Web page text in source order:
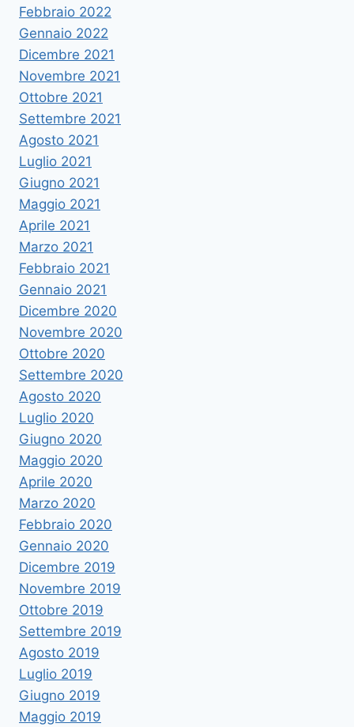
Febbraio 2022
Gennaio 2022
Dicembre 2021
Novembre 2021
Ottobre 2021
Settembre 2021
Agosto 2021
Luglio 2021
Giugno 2021
Maggio 2021
Aprile 2021
Marzo 2021
Febbraio 2021
Gennaio 2021
Dicembre 2020
Novembre 2020
Ottobre 2020
Settembre 2020
Agosto 2020
Luglio 2020
Giugno 2020
Maggio 2020
Aprile 2020
Marzo 2020
Febbraio 2020
Gennaio 2020
Dicembre 2019
Novembre 2019
Ottobre 2019
Settembre 2019
Agosto 2019
Luglio 2019
Giugno 2019
Maggio 2019